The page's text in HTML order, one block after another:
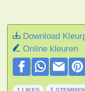
Download
Online kleuren